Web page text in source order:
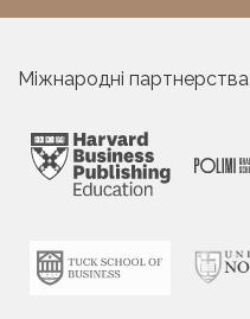
Міжнародні партнерства